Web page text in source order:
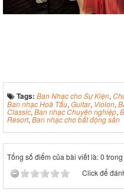
Tags: Ban Nhạc cho Sự Kiện,
Ban nhạc Hoà Tấu, Guitar, Violon,
Classic, Ban nhạc Chuyên nghiệp,
Resort,Ban nhạc cho bất động sản
Tổng số điểm của bài viết là: 0
Click để